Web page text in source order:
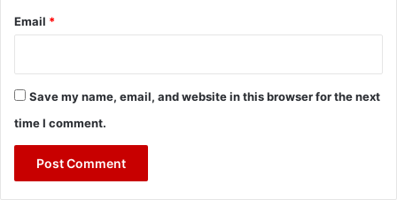
Email *
Save my name, email, and website in this browser for the next
time I comment.